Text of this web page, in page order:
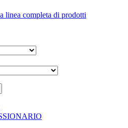
linea completa di prodotti